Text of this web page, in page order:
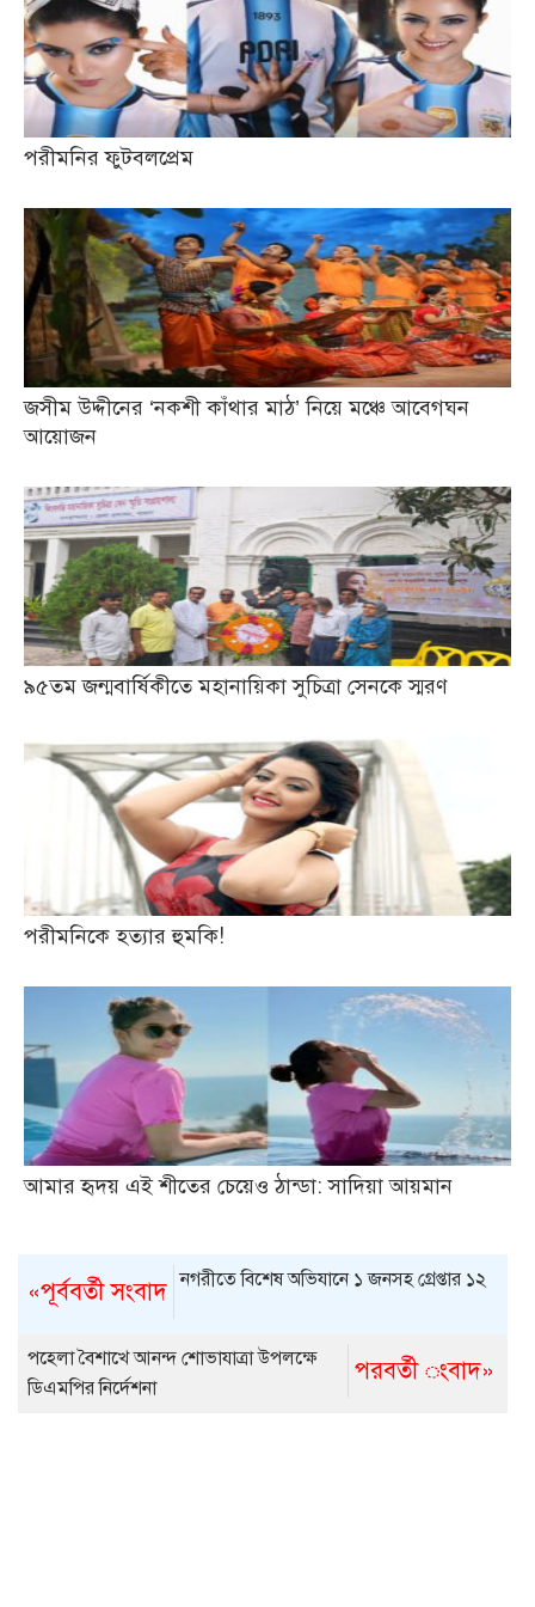
পরীমনির ফুটবলপ্রেম
জসীম উদ্দীনের ‘নকশী কাঁথার মাঠ’ নিয়ে মঞ্চে আবেগঘন
আয়োজন
৯৫তম জন্মবার্ষিকীতে মহানায়িকা সুচিত্রা সেনকে স্মরণ
পরীমনিকে হত্যার হুমকি!
আমার হৃদয় এই শীতের চেয়েও ঠান্ডা: সাদিয়া আয়মান
«পূর্ববর্তী সংবাদ নগরীতে বিশেষ অভিযানে ১ জনসহ গ্রেপ্তার ১২
পরবর্তী ংবাদ»
পহেলা বৈশাখে আনন্দ শোভাযাত্রা উপলক্ষে
ডিএমপির নির্দেশনা